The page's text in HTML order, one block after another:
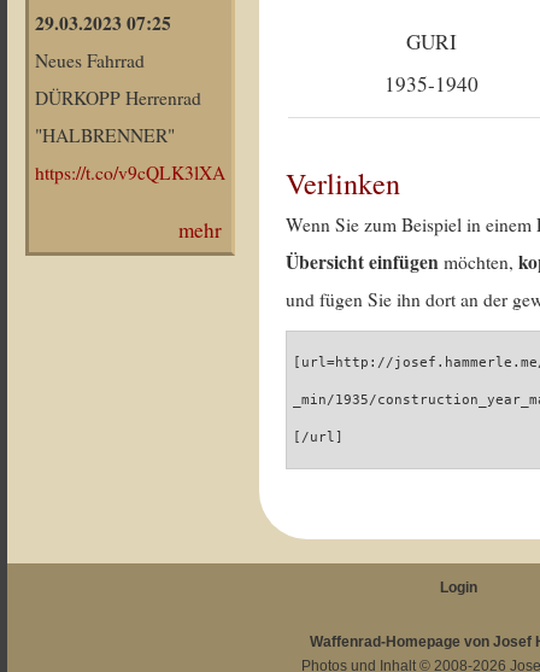
29.03.2023 07:25
Neues Fahrrad
DÜRKOPP Herrenrad
"HALBRENNER"
https://t.co/v9cQLK3lXA
mehr
GURI
1935-1940
Verlinken
Wenn Sie zum Beispiel in
Übersicht einfügen möchten,
und fügen Sie ihn dort an der
[url=http://
_min/1935/
[/url]
Login
Waffenrad-Homepage von Josef
Photos und Inhalt © 2008-2026